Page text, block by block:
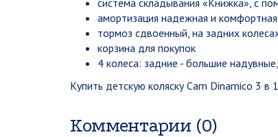
система складывания «Книжка», с
амортизация надежная и комфортная
тормоз сдвоенный, на задних
корзина для покупок
4 колеса: задние - большие
Купить детскую коляску Cam Dinamico 3
Комментарии (0)